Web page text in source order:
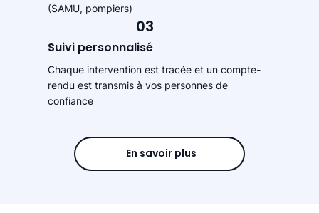
(SAMU, pompiers)
03
Suivi personnalisé
Chaque intervention est tracée et un compte-
rendu est transmis à vos personnes de
confiance
En savoir plus